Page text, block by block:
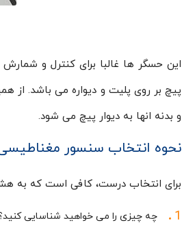
پیچ بر روی پلیت و دیواره می باشد.
و بدنه انها به دیوار پیچ می شود.
نحوه انتخاب سنسور
برای انتخاب درست، کافی است که به
چه چیزی را می خواهید شناسایی